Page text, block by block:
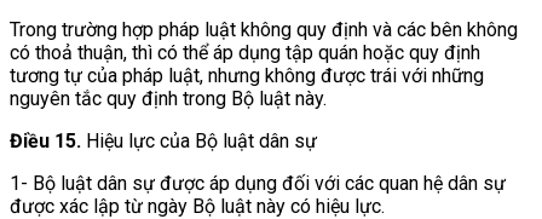
Trong trường hợp pháp luật không quy định và các bên không
có thoả thuận, thì có thể áp dụng tập quán hoặc quy định
tương tự của pháp luật, nhưng không được trái với những
nguyên tắc quy định trong Bộ luật này.
Điều 15. Hiệu lực của Bộ luật dân sự
1- Bộ luật dân sự được áp dụng đối với các quan hệ dân sự
được xác lập từ ngày Bộ luật này có hiệu lực.